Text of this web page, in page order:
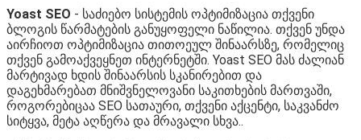
Yoast SEO - საძიებო სისტემის ოპტიმიზაცია თქვენი
ბლოგის წარმატების განუყოფელი ნაწილია. თქვენ უნდა
აირჩიოთ ოპტიმიზაცია თითოეულ შინაარსზე, რომელიც
თქვენ გამოაქვეყნეთ ინტერნეტში. Yoast SEO მას ძალიან
მარტივად ხდის შინაარსის სკანირებით და
დაგეხმარებათ მნიშვნელოვანი საკითხების მართვაში,
როგორებიცაა SEO სათაური, თქვენი აქცენტი, საკვანძო
სიტყვა, მეტა აღწერა და მრავალი სხვა..